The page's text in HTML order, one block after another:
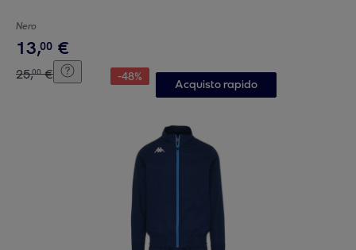
Nero
13,00 €
25,00 € -48%
Acquisto rapido